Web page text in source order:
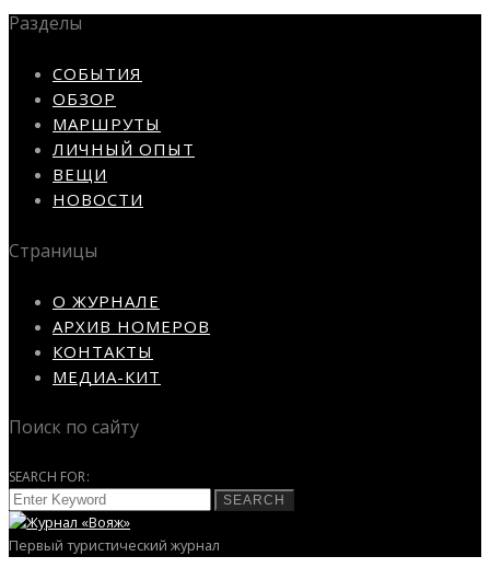
Разделы
СОБЫТИЯ
ОБЗОР
МАРШРУТЫ
ЛИЧНЫЙ ОПЫТ
ВЕЩИ
НОВОСТИ
Страницы
О ЖУРНАЛЕ
АРХИВ НОМЕРОВ
КОНТАКТЫ
МЕДИА-КИТ
Поиск по сайту
SEARCH FOR:
SEARCH
Первый туристический журнал